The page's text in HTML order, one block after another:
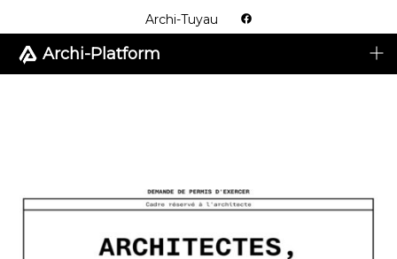
to
content
Archi-Tuyau
Archi-Platform